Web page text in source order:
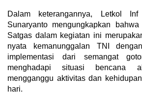
Dalam keterangannya, Letkol
Sunaryanto mengungkapkan
Satgas dalam kegiatan ini
nyata kemanunggalan TNI
implementasi dari semangat
menghadapi situasi bencana
mengganggu aktivitas dan
hari.